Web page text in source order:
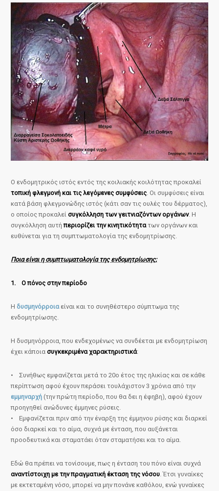
Ο ενδομητρικός ιστός εντός της κοιλιακής κοιλότητας προκαλεί
τοπική φλεγμονή και τις λεγόμενες συμφύσεις . Οι συμφύσεις είναι
κατά βάση φλεγμονώδης ιστός (κάτι σαν τις ουλές του δέρματος),
ο οποίος προκαλείσυγκόλληση των γειτνιαζόντων οργάνων. Η
συγκόλληση αυτήπεριορίζει την κινητικότητατων οργάνων και
ευθύνεται για τη συμπτωματολογία της ενδομητρίωσης.
Ποια είναι η συμπτωματολογία της ενδομητρίωσης;
1. Ο πόνος στην περίοδο
Η δυσμηνόρροια είναι και το συνηθέστερο σύμπτωμα της
ενδομητρίωσης.
Η δυσμηνόρροια, που ενδεχομένως να συνδέεται με ενδομητρίωση
έχει κάποιασυγκεκριμένα χαρακτηριστικά:
• Συνήθως εμφανίζεται μετά το 20ο έτος της ηλικίας και σε κάθε
περίπτωση αφού έχουν περάσει τουλάχιστον 3 χρόνια από την
εμμηναρχή (την πρώτη περίοδο, που θα δει η έφηβη), αφού έχουν
προηγηθεί ανώδυνες έμμηνες ρύσεις.
• Εμφανίζεται πριν από την έναρξη της έμμηνου ρύσης και διαρκεί
όσο διαρκεί και το αίμα, συχνά με ένταση, που αυξάνεται
προοδευτικά και σταματάει όταν σταματήσει και το αίμα.
Εδώ θα πρέπει να τονίσουμε, πως η ένταση του πόνο είναι συχνά
αναντίστοιχη με την πραγματική έκταση της νόσου . Έτσι γυναίκες
με εκτεταμένη νόσο, μπορεί να μην πονάνε καθόλου, ενώ γυναίκες